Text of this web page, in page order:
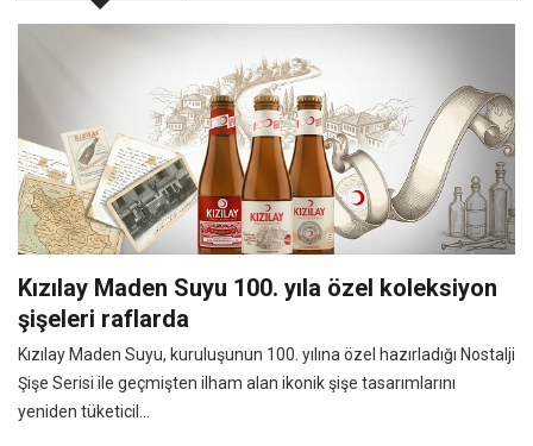
Kızılay Maden Suyu 100. yıla özel koleksiyon
şişeleri raflarda
Kızılay Maden Suyu, kuruluşunun 100. yılına özel hazırladığı Nostalji
Şişe Serisi ile geçmişten ilham alan ikonik şişe tasarımlarını
yeniden tüketicil...